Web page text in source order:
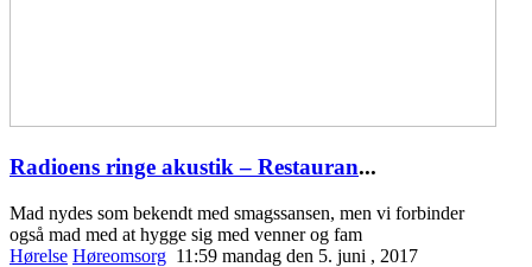
Radioens ringe akustik – Restauran...
Mad nydes som bekendt med smagssansen, men vi forbinder
også mad med at hygge sig med venner og fam
Hørelse Høreomsorg 11:59 mandag den 5. juni , 2017